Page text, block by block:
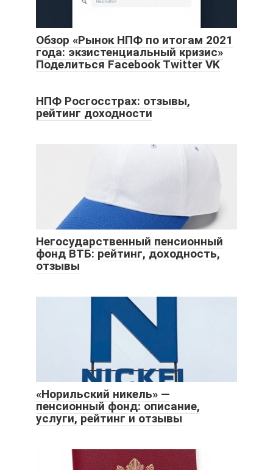
Обзор «Рынок НПФ по итогам 2021
года: экзистенциальный кризис»
Поделиться Facebook Twitter VK
НПФ Росгосстрах: отзывы,
рейтинг доходности
Негосударственный пенсионный
фонд ВТБ: рейтинг, доходность,
отзывы
«Норильский никель» —
пенсионный фонд: описание,
услуги, рейтинг и отзывы